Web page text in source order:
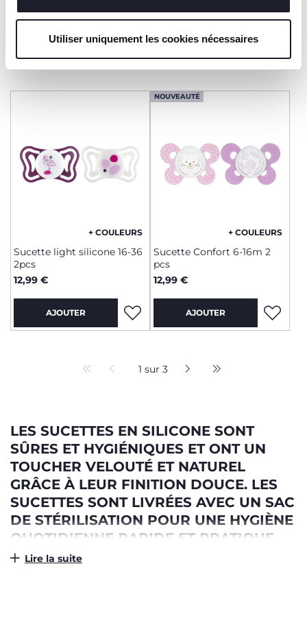
les détails". En fermant cette bannière, vous consentez à
sont indispensables pour profiter du service demandé.
Utiliser uniquement les cookies nécessaires
12,99 €
12,99 €
+ COULEURS
Sucette light silicone 16-36
2pcs
12,99 €
AJOUTER
NOUVEAUTÉ
+ COULEURS
Sucette Confort 6-16m 2
pcs
12,99 €
AJOUTER
1 sur 3
LES SUCETTES EN SILICONE SONT
SÛRES ET HYGIÉNIQUES ET ONT UN
TOUCHER VELOUTÉ ET NATUREL
GRÂCE À LEUR FINITION DOUCE. LES
SUCETTES SONT LIVRÉES AVEC UN SAC
DE STÉRILISATION POUR UNE HYGIÈNE
QUOTIDIENNE RAPIDE ET PRATIQUE
AU MICRO-ONDES, ÉLIMINANT 99,9 %
Lire la suite